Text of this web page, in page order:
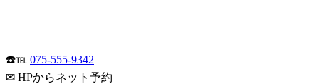
☎️℡ 075-555-9342
✉ HPからネット予約